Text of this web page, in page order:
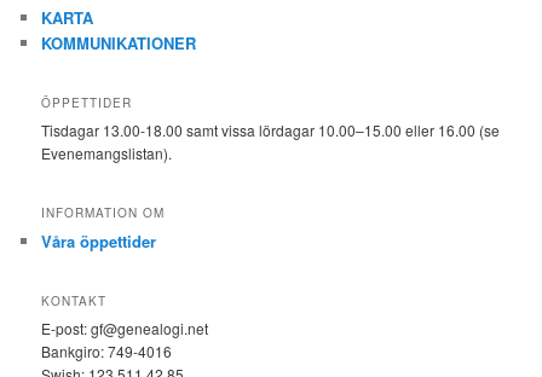
KARTA
KOMMUNIKATIONER
ÖPPETTIDER
Tisdagar 13.00-18.00 samt vissa lördagar 10.00–15.00 eller 16.00 (se
Evenemangslistan).
INFORMATION OM
Våra öppettider
KONTAKT
E-post: gf@genealogi.net
Bankgiro: 749-4016